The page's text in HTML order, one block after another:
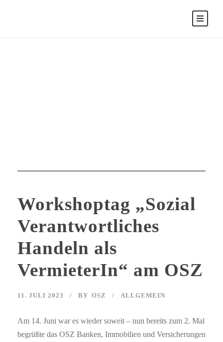
Workshoptag „Sozial
Verantwortliches
Handeln als
VermieterIn“ am OSZ
11. JULI 2023 BY OSZ ALLGEMEIN
Am 14. Juni war es wieder soweit – nun bereits zum 2. Mal
begrüßte das OSZ Banken, Immobilien und Versicherungen